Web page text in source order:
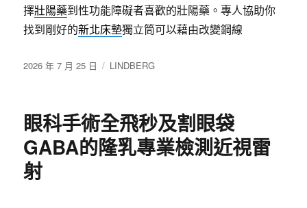
擇壯陽藥到性功能障礙者喜歡的壯陽藥。專人協助你
找到剛好的新北床墊獨立筒可以藉由改變鋼線
發
2026 年 7 月 25 日
分
LINDBERG
眼科手術全飛秒及割眼袋
GABA的隆乳專業檢測近視雷
射